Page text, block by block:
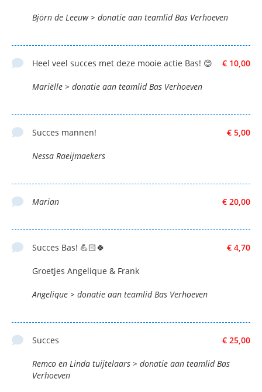
Björn de Leeuw > donatie aan teamlid Bas Verhoeven
€ 10,00
Heel veel succes met deze mooie actie Bas! 😊
Mariëlle > donatie aan teamlid Bas Verhoeven
€ 5,00
Succes mannen!
Nessa Raeijmaekers
€ 20,00
Marian
€ 4,70
Succes Bas! 💪🏻🍀
Groetjes Angelique & Frank
Angelique > donatie aan teamlid Bas Verhoeven
€ 25,00
Succes
Remco en Linda tuijtelaars > donatie aan teamlid Bas
Verhoeven